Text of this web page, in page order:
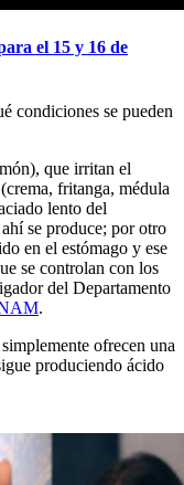
el 15 y 16 de
condiciones se pueden
que irritan el
fritanga, médula
lento del
se produce; por otro
en el estómago y ese
se controlan con los
del Departamento
.
ofrecen una
produciendo ácido